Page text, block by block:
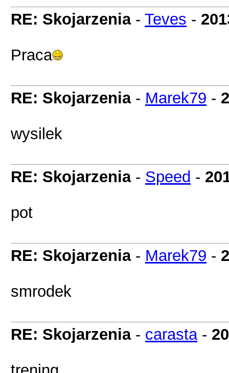
RE: Skojarzenia- Teves -
Praca
RE: Skojarzenia- Marek79 -
wysilek
RE: Skojarzenia- Speed -
pot
RE: Skojarzenia- Marek79 -
smrodek
RE: Skojarzenia- carasta-